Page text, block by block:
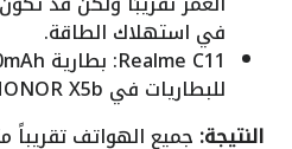
في استهلاك الطاقة.
للبطاريات في HONOR X5b و Xiaomi Redmi A1.
النتيجة: جميع الهواتف